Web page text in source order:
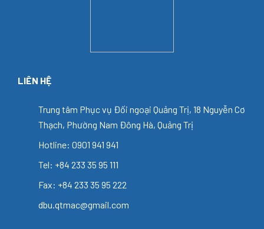
LIÊN HỆ
Trung tâm Phục vụ Đối ngoại Quảng Trị, 18 Nguyễn Cơ
Thạch, Phường Nam Đông Hà, Quảng Trị
Hotline: 0901 941 941
Tel: +84 233 35 95 111
Fax: +84 233 35 95 222
dbu.qtmac@gmail.com